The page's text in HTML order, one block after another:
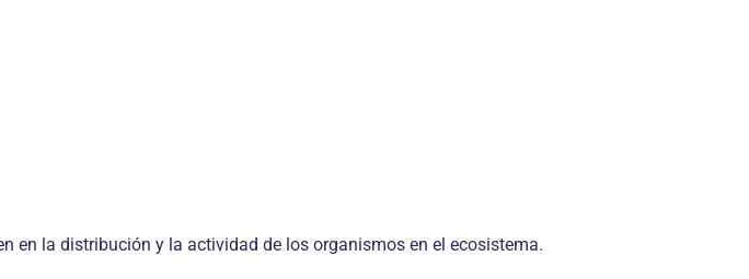
en la distribución y la actividad de los organismos en el ecosistema.